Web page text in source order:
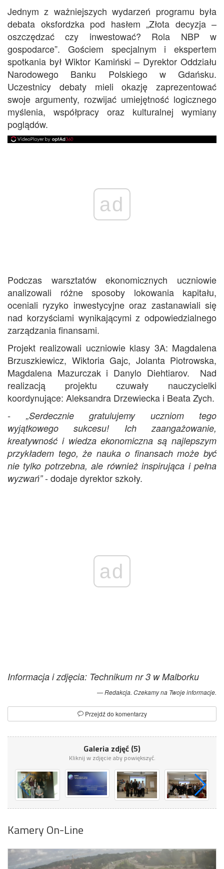
Jednym z ważniejszych wydarzeń programu była
debata oksfordzka pod hasłem „Złota decyzja –
oszczędzać czy inwestować? Rola NBP w
gospodarce”. Gościem specjalnym i ekspertem
spotkania był Wiktor Kamiński – Dyrektor Oddziału
Narodowego Banku Polskiego w Gdańsku.
Uczestnicy debaty mieli okazję zaprezentować
swoje argumenty, rozwijać umiejętność logicznego
myślenia, współpracy oraz kulturalnej wymiany
poglądów.
ad
Podczas warsztatów ekonomicznych uczniowie
analizowali różne sposoby lokowania kapitału,
oceniali ryzyko inwestycyjne oraz zastanawiali się
nad korzyściami wynikającymi z odpowiedzialnego
zarządzania finansami.
Projekt realizowali uczniowie klasy 3A: Magdalena
Brzuszkiewicz, Wiktoria Gajc, Jolanta Piotrowska,
Magdalena Mazurczak i Danylo Diehtiarov. Nad
realizacją projektu czuwały nauczycielki
koordynujące: Aleksandra Drzewiecka i Beata Zych.
- „Serdecznie gratulujemy uczniom tego
wyjątkowego sukcesu! Ich zaangażowanie,
kreatywność i wiedza ekonomiczna są najlepszym
przykładem tego, że nauka o finansach może być
nie tylko potrzebna, ale również inspirująca i pełna
wyzwań”- dodaje dyrektor szkoły.
ad
Informacja i zdjęcia: Technikum nr 3 w Malborku
Redakcja. Czekamy na Twoje informacje.
Przejdź do komentarzy
Galeria zdjęć (5)
Kliknij w zdjęcie aby powiększyć.
Kamery On-Line